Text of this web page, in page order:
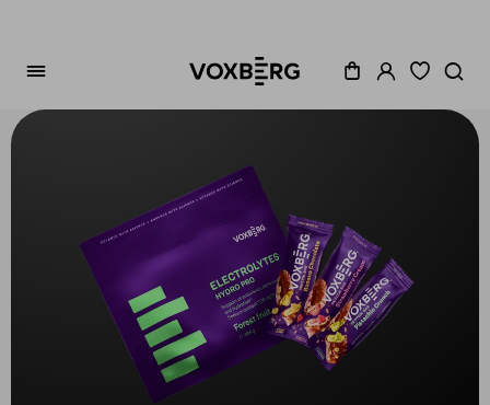
Cena